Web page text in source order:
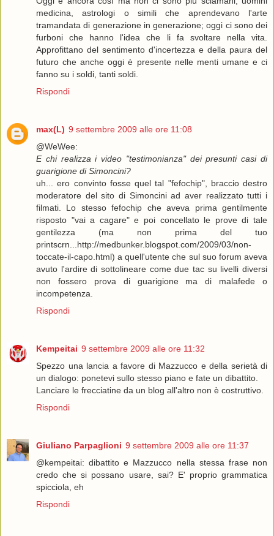
medicina, astrologi o simili che aprendevano l'arte
tramandata di generazione in generazione; oggi ci sono dei
furboni che hanno l'idea che li fa svoltare nella vita.
Approfittano del sentimento d'incertezza e della paura del
futuro che anche oggi è presente nelle menti umane e ci
fanno su i soldi, tanti soldi.
Rispondi
max(L) 9 settembre 2009 alle ore 11:08
@WeWee:
E chi realizza i video "testimonianza" dei presunti casi di
guarigione di Simoncini?
uh... ero convinto fosse quel tal "fefochip", braccio destro
moderatore del sito di Simoncini ad aver realizzato tutti i
filmati. Lo stesso fefochip che aveva prima gentilmente
risposto "vai a cagare" e poi concellato le prove di tale
gentilezza (ma non prima del tuo
printscrn...http://medbunker.blogspot.com/2009/03/non-
toccate-il-capo.html) a quell'utente che sul suo forum aveva
avuto l'ardire di sottolineare come due tac su livelli diversi
non fossero prova di guarigione ma di malafede o
incompetenza.
Rispondi
Kempeitai 9 settembre 2009 alle ore 11:32
Spezzo una lancia a favore di Mazzucco e della serietà di
un dialogo: ponetevi sullo stesso piano e fate un dibattito.
Lanciare le frecciatine da un blog all'altro non è costruttivo.
Rispondi
Giuliano Parpaglioni 9 settembre 2009 alle ore 11:37
@kempeitai: dibattito e Mazzucco nella stessa frase non
credo che si possano usare, sai? E' proprio grammatica
spicciola, eh
Rispondi